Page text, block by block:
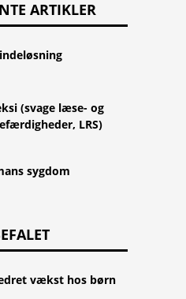
ARTIKLER
(svage læse- og
LRS)
sygdom
vækst hos børn